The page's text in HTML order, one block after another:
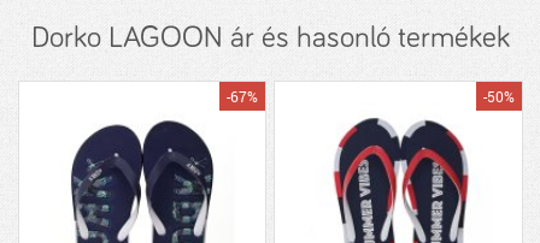
Dorko LAGOON ár és hasonló termékek
-67% -50%